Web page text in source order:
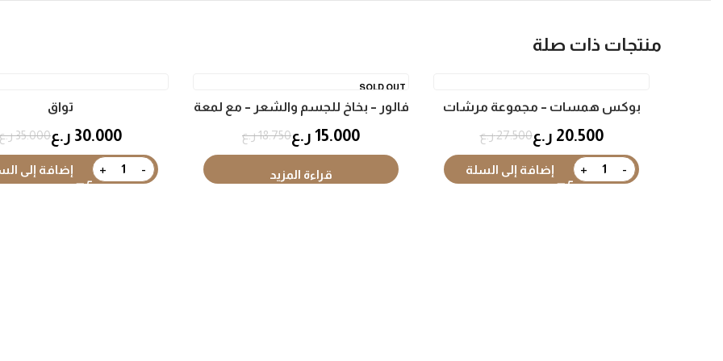
منتجات ذات صلة
بوكس همسات – مجموعة مرشات
27.500ر.ع 20.500 ر.ع
إضافة إلى السلة
SOLD OUT
فالور – بخاخ للجسم والشعر – مع لمعة
18.750ر.ع 15.000 ر.ع
قراءة المزيد
تواق
35.000ر.ع 30.000 ر.ع
إضافة إلى